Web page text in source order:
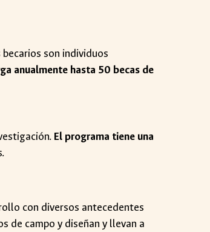
becarios son individuos
anualmente hasta 50 becas de
El programa tiene una
con diversos antecedentes
de campo y diseñan y llevan a